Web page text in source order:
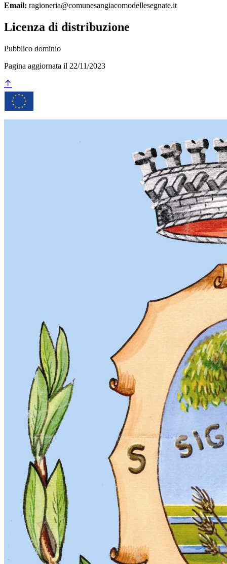
Email: ragioneria@comunesangiacomodellesegnate.it
Licenza di distribuzione
Pubblico dominio
Pagina aggiornata il 22/11/2023